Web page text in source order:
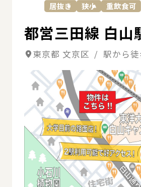
居抜き 狭小 重飲食可
都営三田線 白山
東京都 文京区 / 駅から徒